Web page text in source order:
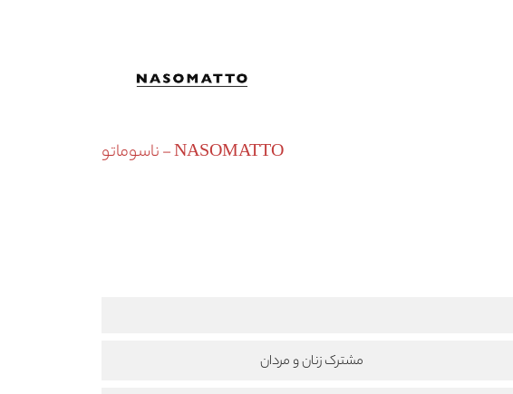
NASOMATTO - ناسوماتو
مشترک زنان و مردان